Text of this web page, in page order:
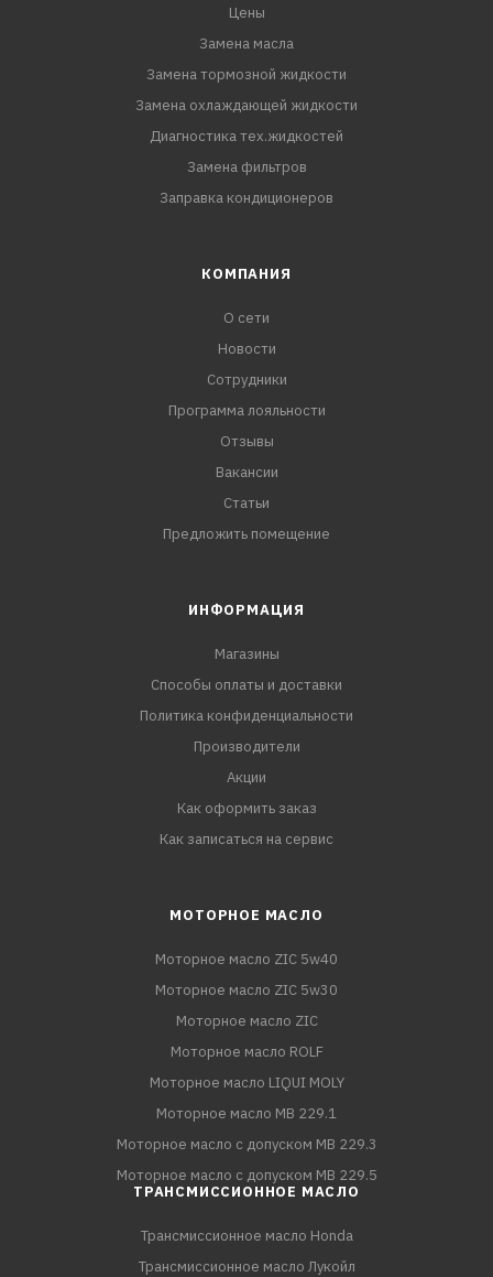
Цены
Замена масла
Замена тормозной жидкости
Замена охлаждающей жидкости
Диагностика тех.жидкостей
Замена фильтров
Заправка кондиционеров
КОМПАНИЯ
О сети
Новости
Сотрудники
Программа лояльности
Отзывы
Вакансии
Статьи
Предложить помещение
ИНФОРМАЦИЯ
Магазины
Способы оплаты и доставки
Политика конфиденциальности
Производители
Акции
Как оформить заказ
Как записаться на сервис
МОТОРНОЕ МАСЛО
Моторное масло ZIC 5w40
Моторное масло ZIC 5w30
Моторное масло ZIC
Моторное масло ROLF
Моторное масло LIQUI MOLY
Моторное масло MB 229.1
Моторное масло с допуском MB 229.3
Моторное масло с допуском MB 229.5
ТРАНСМИССИОННОЕ МАСЛО
Трансмиссионное масло Honda
Трансмиссионное масло Лукойл